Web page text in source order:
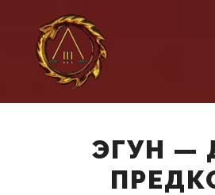
ЭГУН —